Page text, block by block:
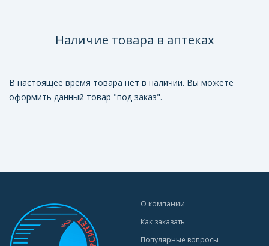
Наличие товара в аптеках
В настоящее время товара нет в наличии. Вы можете
оформить данный товар "под заказ".
О компании
Как заказать
Популярные вопросы